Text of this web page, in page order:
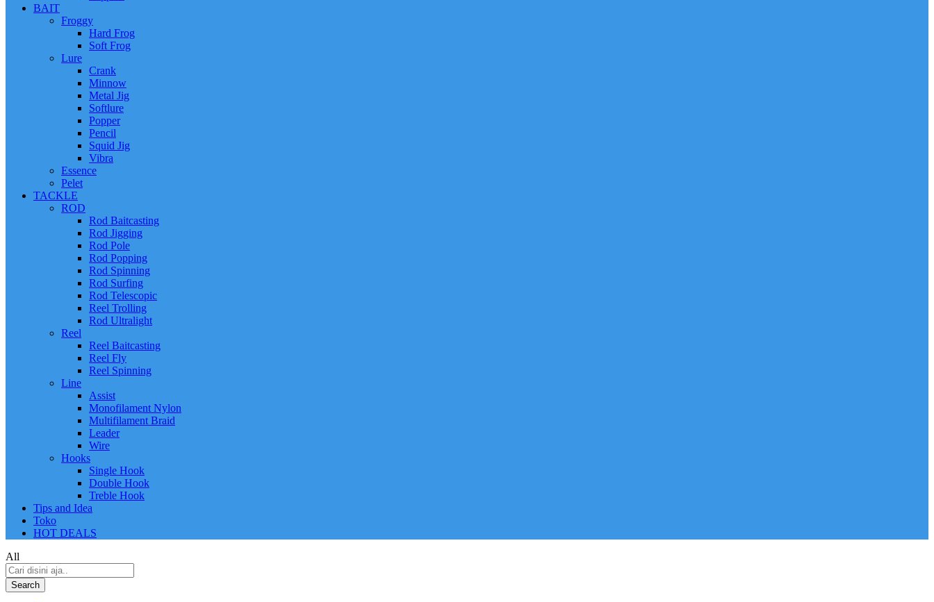
BAIT
Froggy
Hard Frog
Soft Frog
Lure
Crank
Minnow
Metal Jig
Softlure
Popper
Pencil
Squid Jig
Vibra
Essence
Pelet
TACKLE
ROD
Rod Baitcasting
Rod Jigging
Rod Pole
Rod Popping
Rod Spinning
Rod Surfing
Rod Telescopic
Reel Trolling
Rod Ultralight
Reel
Reel Baitcasting
Reel Fly
Reel Spinning
Line
Assist
Monofilament Nylon
Multifilament Braid
Leader
Wire
Hooks
Single Hook
Double Hook
Treble Hook
Tips and Idea
Toko
HOT DEALS
All
Search